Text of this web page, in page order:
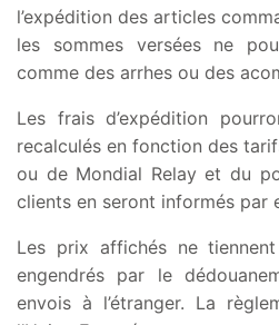
l’expédition des articles
les sommes versées ne
comme des arrhes ou des
Les frais d’expédition
recalculés en fonction des
ou de Mondial Relay et du
clients en seront informés par
Les prix affichés ne
engendrés par le
envois à l’étranger. La